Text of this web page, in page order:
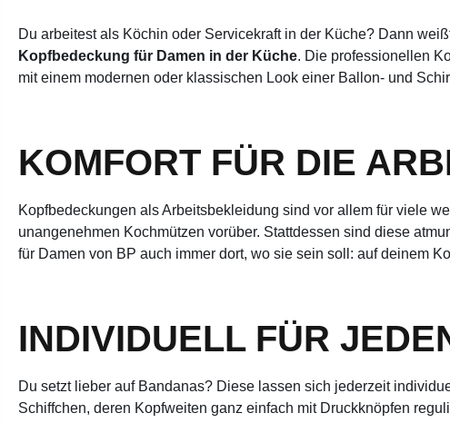
Du arbeitest als Köchin oder Servicekraft in der Küche? Dann
Kopfbedeckung für Damen in der Küche. Die professionellen
mit einem modernen oder klassischen Look einer Ballon- und
KOMFORT FÜR DIE
Kopfbedeckungen als Arbeitsbekleidung sind vor allem für viele
unangenehmen Kochmützen vorüber. Stattdessen sind diese
für Damen von BP auch immer dort, wo sie sein soll: auf deinem
INDIVIDUELL FÜR
Du setzt lieber auf Bandanas? Diese lassen sich jederzeit
Schiffchen, deren Kopfweiten ganz einfach mit Druckknöpfen